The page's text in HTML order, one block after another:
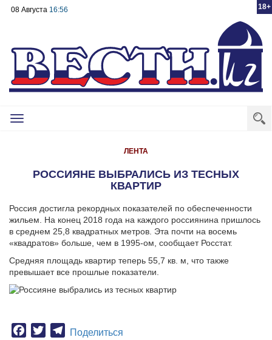
18+
08 Августа 16:56
Toggle
ЛЕНТА
РОССИЯНЕ ВЫБРАЛИСЬ ИЗ ТЕСНЫХ
КВАРТИР
Россия достигла рекордных показателей по обеспеченности
жильем. На конец 2018 года на каждого россиянина пришлось
в среднем 25,8 квадратных метров. Эта почти на восемь
«квадратов» больше, чем в 1995-ом, сообщает Росстат.
Средняя площадь квартир теперь 55,7 кв. м, что также
превышает все прошлые показатели.
Facebook
TwitterTelegram
Поделиться